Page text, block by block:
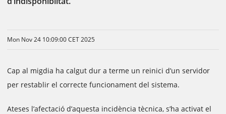
Mon Nov 24 10:09:00 CET 2025
Cap al migdia ha calgut dur a terme un reinici d’un servidor
per restablir el correcte funcionament del sistema.
Ateses l’afectació d’aquesta incidència tècnica, s’ha activat el